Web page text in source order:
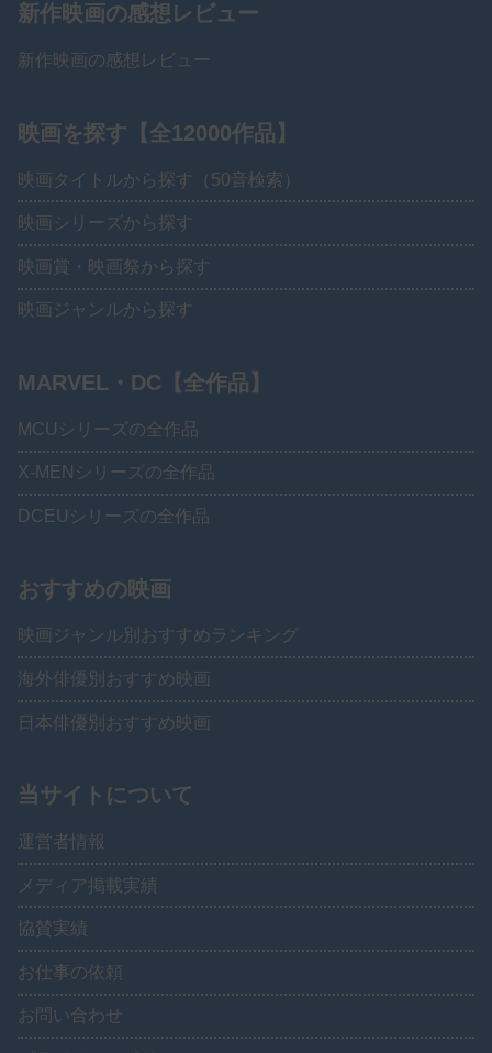
新作映画の感想レビュー
新作映画の感想レビュー
映画を探す【全12000作品】
映画タイトルから探す（50音検索）
映画シリーズから探す
映画賞・映画祭から探す
映画ジャンルから探す
MARVEL・DC【全作品】
MCUシリーズの全作品
X-MENシリーズの全作品
DCEUシリーズの全作品
おすすめの映画
映画ジャンル別おすすめランキング
海外俳優別おすすめ映画
日本俳優別おすすめ映画
当サイトについて
運営者情報
メディア掲載実績
協賛実績
お仕事の依頼
お問い合わせ